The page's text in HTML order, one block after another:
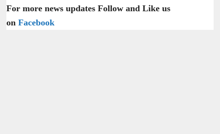
For more news updates Follow and Like us
onFacebook